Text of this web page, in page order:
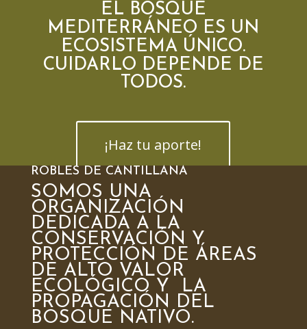
EL BOSQUE
MEDITERRÁNEO ES UN
ECOSISTEMA ÚNICO.
CUIDARLO DEPENDE DE
TODOS.
¡Haz tu aporte!
ROBLES DE CANTILLANA
SOMOS UNA
ORGANIZACIÓN
DEDICADA A LA
CONSERVACIÓN Y
PROTECCIÓN DE ÁREAS
DE ALTO VALOR
ECOLÓGICO Y LA
PROPAGACIÓN DEL
BOSQUE NATIVO.